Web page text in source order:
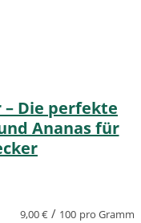
– Die perfekte
Ananas für
9,00€ / 100 pro Gramm